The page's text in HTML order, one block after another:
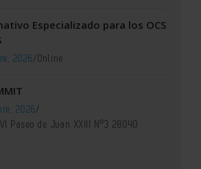
Especializado para los OCS
2026/Online
2026/
Paseo de Juan XXIII Nº3 28040